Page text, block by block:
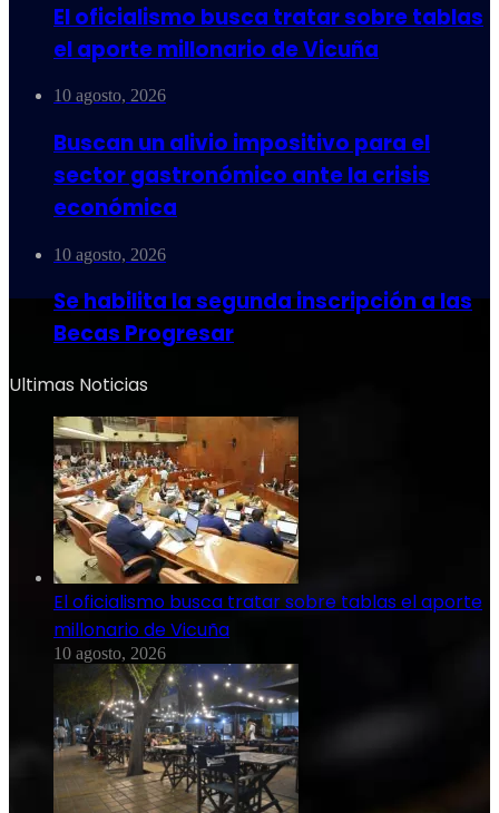
El oficialismo busca tratar sobre tablas
el aporte millonario de Vicuña
10 agosto, 2026
Buscan un alivio impositivo para el
sector gastronómico ante la crisis
económica
10 agosto, 2026
Se habilita la segunda inscripción a las
Becas Progresar
Ultimas Noticias
El oficialismo busca tratar sobre tablas el aporte
millonario de Vicuña
10 agosto, 2026